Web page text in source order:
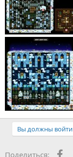
Вы должны войти
Поделиться: